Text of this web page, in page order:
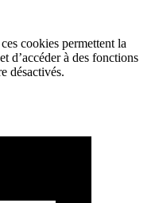
cookies permettent la
d’accéder à des fonctions
désactivés.